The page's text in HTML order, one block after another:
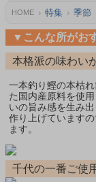
HOME 特集 季節
▼こんな所がお
本格派の味わい
一本釣り鰹の本枯
た国内産原料を使
いの旨み感を生み
作り上げています
ます。
千代の一番ご使